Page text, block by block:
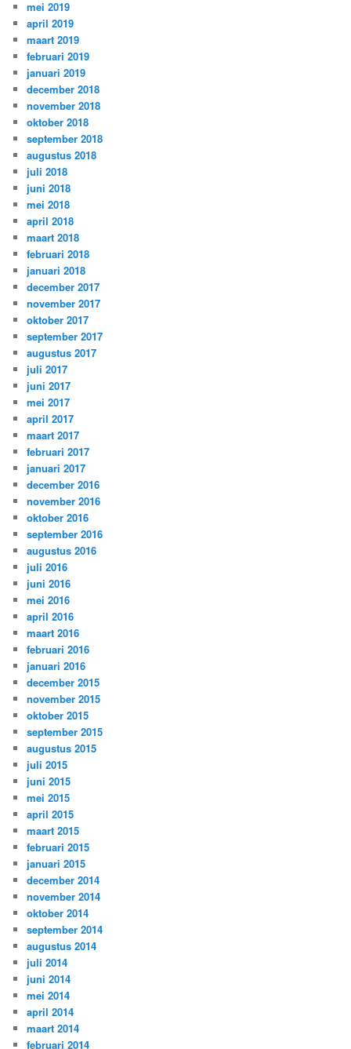
mei 2019
april 2019
maart 2019
februari 2019
januari 2019
december 2018
november 2018
oktober 2018
september 2018
augustus 2018
juli 2018
juni 2018
mei 2018
april 2018
maart 2018
februari 2018
januari 2018
december 2017
november 2017
oktober 2017
september 2017
augustus 2017
juli 2017
juni 2017
mei 2017
april 2017
maart 2017
februari 2017
januari 2017
december 2016
november 2016
oktober 2016
september 2016
augustus 2016
juli 2016
juni 2016
mei 2016
april 2016
maart 2016
februari 2016
januari 2016
december 2015
november 2015
oktober 2015
september 2015
augustus 2015
juli 2015
juni 2015
mei 2015
april 2015
maart 2015
februari 2015
januari 2015
december 2014
november 2014
oktober 2014
september 2014
augustus 2014
juli 2014
juni 2014
mei 2014
april 2014
maart 2014
februari 2014